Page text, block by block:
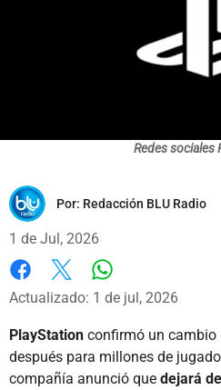
Redes sociales
Por: Redacción BLU Radio
1 de Jul, 2026
Facebook
X
Actualizado: 1 de jul, 2026
PlayStation confirmó un cambio
después para millones de
compañía anunció que dejará